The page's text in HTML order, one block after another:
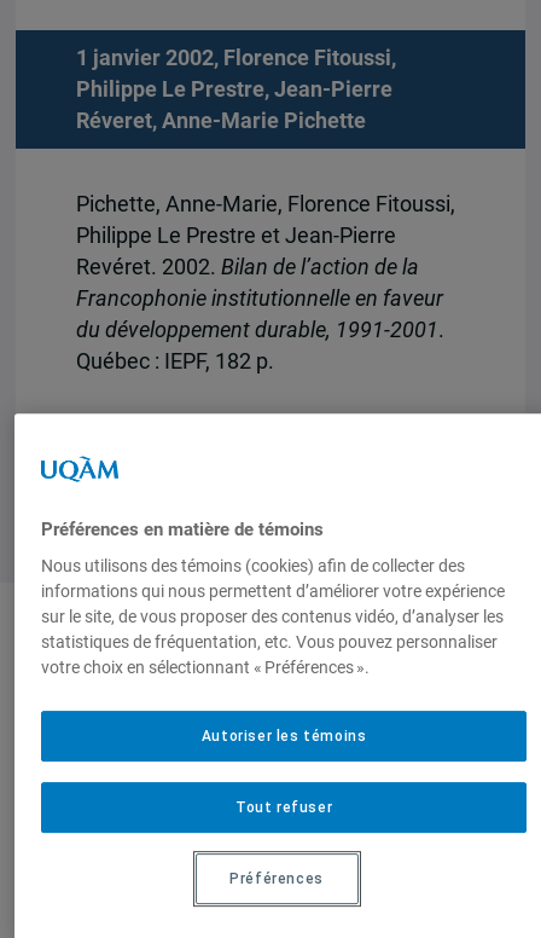
1 janvier 2002, Florence Fitoussi,
Philippe Le Prestre, Jean-Pierre
Réveret, Anne-Marie Pichette
Pichette, Anne-Marie, Florence Fitoussi,
Philippe Le Prestre et Jean-Pierre
Revéret. 2002. Bilan de l’action de la
Francophonie institutionnelle en faveur
du développement durable, 1991-2001.
Québec : IEPF, 182 p.
Auteurs-trices
Philippe Le Prestre
Anne-Marie Pichette
Préférences en matière de témoins
Nous utilisons des témoins (cookies) afin de collecter des
informations qui nous permettent d’améliorer votre expérience
sur le site, de vous proposer des contenus vidéo, d’analyser les
statistiques de fréquentation, etc. Vous pouvez personnaliser
votre choix en sélectionnant « Préférences ».
Tout refuser
Autoriser les témoins
Préférences